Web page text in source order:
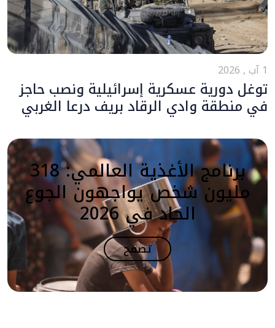
1 آب , 2026
توغل دورية عسكرية إسرائيلية ونصب حاجز
في منطقة وادي الرقاد بريف درعا الغربي
برنامج الأغذية العالمي: 318
مليون شخص يواجهون الجوع
الحاد في 2026
تصفح